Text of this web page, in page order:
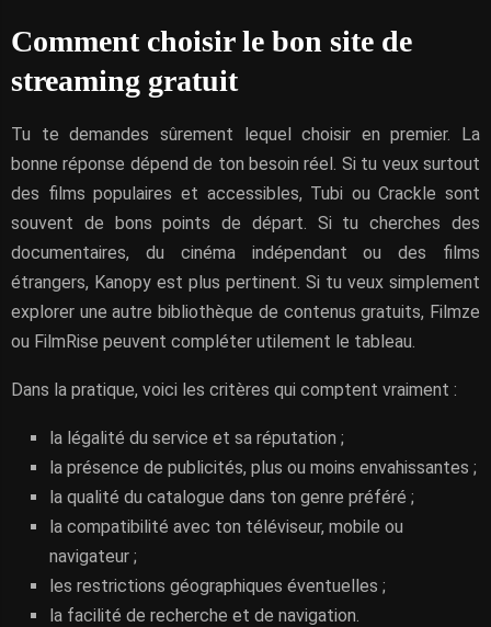
Comment choisir le bon site de
streaming gratuit
Tu te demandes sûrement lequel choisir en premier. La
bonne réponse dépend de ton besoin réel. Si tu veux surtout
des films populaires et accessibles, Tubi ou Crackle sont
souvent de bons points de départ. Si tu cherches des
documentaires, du cinéma indépendant ou des films
étrangers, Kanopy est plus pertinent. Si tu veux simplement
explorer une autre bibliothèque de contenus gratuits, Filmze
ou FilmRise peuvent compléter utilement le tableau.
Dans la pratique, voici les critères qui comptent vraiment :
la légalité du service et sa réputation ;
la présence de publicités, plus ou moins envahissantes ;
la qualité du catalogue dans ton genre préféré ;
la compatibilité avec ton téléviseur, mobile ou
navigateur ;
les restrictions géographiques éventuelles ;
la facilité de recherche et de navigation.